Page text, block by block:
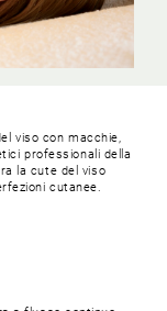
viso con macchie,
professionali della
la cute del viso
cutanee.